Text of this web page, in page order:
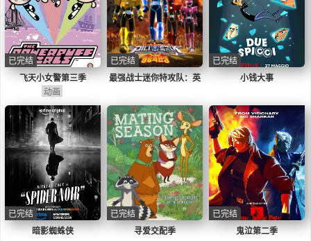
飞天小女警第三季
已完结
动画
最强战士迷你特攻队：英
已完结
小钱大事
已完结
暗影蜘蛛侠
已完结
寻爱交配季
已完结
鬼泣第二季
已完结